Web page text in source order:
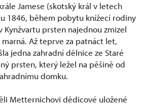
Jamese (skotský král v letech
1846, během pobytu knížecí rodiny
Kynžvartu prsten najednou zmizel
Až teprve za patnáct let,
jedna zahradní dělnice ze Staré
prsten, který ležel na pěšině od
domku.
Metternichovi dědicové uložené